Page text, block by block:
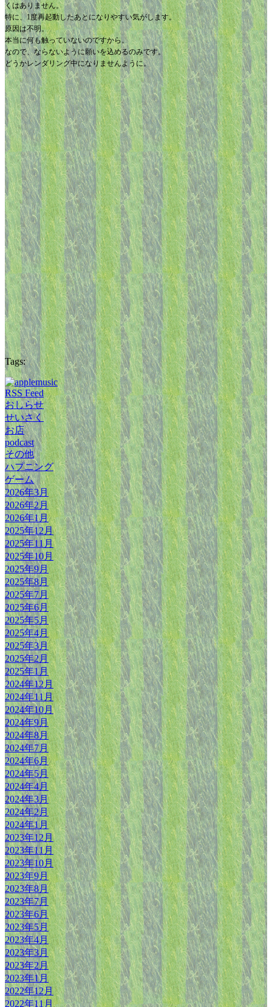
くはありません。
特に、1度再起動したあとになりやすい気がします。
原因は不明。
本当に何も触っていないのですから。
なので、ならないように願いを込めるのみです。
どうかレンダリング中になりませんように。
Tags:
RSS Feed
おしらせ
せいさく
お店
podcast
その他
ハプニング
ゲーム
2026年3月
2026年2月
2026年1月
2025年12月
2025年11月
2025年10月
2025年9月
2025年8月
2025年7月
2025年6月
2025年5月
2025年4月
2025年3月
2025年2月
2025年1月
2024年12月
2024年11月
2024年10月
2024年9月
2024年8月
2024年7月
2024年6月
2024年5月
2024年4月
2024年3月
2024年2月
2024年1月
2023年12月
2023年11月
2023年10月
2023年9月
2023年8月
2023年7月
2023年6月
2023年5月
2023年4月
2023年3月
2023年2月
2023年1月
2022年12月
2022年11月